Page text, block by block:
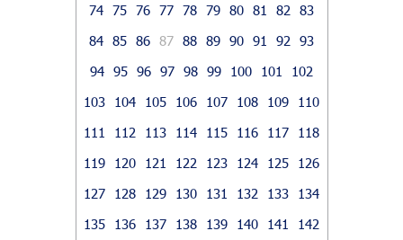
74 75 76 77 78 79 80 81 82
83
84 85 86 87 88 89 90 91 92
93
94 95 96 97 98 99 100 101
102
103
104 105 106 107 108 109
110
111
112 113 114 115 116 117
118
119
120 121 122 123 124 125
126
127
128 129 130 131 132 133
134
135
136 137 138 139 140 141
142